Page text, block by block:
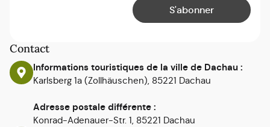
Contact
Informations touristiques de la ville de Dachau :
Karlsberg 1a (Zollhäuschen), 85221 Dachau
Adresse postale différente :
Konrad-Adenauer-Str. 1, 85221 Dachau